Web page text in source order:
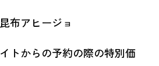
布アヒージョ
トからの予約の際の特別価